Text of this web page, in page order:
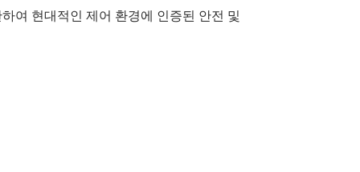
여 현대적인 제어 환경에 인증된 안전 및